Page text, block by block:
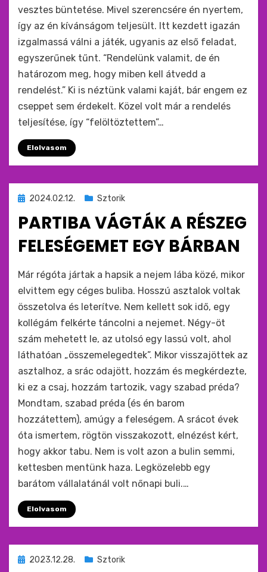
vesztes büntetése. Mivel szerencsére én nyertem,
így az én kívánságom teljesült. Itt kezdett igazán
izgalmassá válni a játék, ugyanis az első feladat,
egyszerűnek tűnt. “Rendelünk valamit, de én
határozom meg, hogy miben kell átvedd a
rendelést.” Ki is néztünk valami kaját, bár engem ez
cseppet sem érdekelt. Közel volt már a rendelés
teljesítése, így “felöltöztettem”…
Elolvasom
Beküldve
2024.02.12. Sztorik
PARTIBA VÁGTÁK A RÉSZEG
FELESÉGEMET EGY BÁRBAN
monkey
Már régóta jártak a hapsik a nejem lába közé, mikor
elvittem egy céges buliba. Hosszú asztalok voltak
összetolva és leterítve. Nem kellett sok idő, egy
kollégám felkérte táncolni a nejemet. Négy-öt
szám mehetett le, az utolsó egy lassú volt, ahol
láthatóan „összemelegedtek”. Mikor visszajöttek az
asztalhoz, a srác odajött, hozzám és megkérdezte,
ki ez a csaj, hozzám tartozik, vagy szabad préda?
Mondtam, szabad préda (és én barom
hozzátettem), amúgy a feleségem. A srácot évek
óta ismertem, rögtön visszakozott, elnézést kért,
hogy akkor tabu. Nem is volt azon a bulin semmi,
kettesben mentünk haza. Legközelebb egy
barátom vállalatánál volt nőnapi buli.…
Elolvasom
Beküldve
2023.12.28. Sztorik